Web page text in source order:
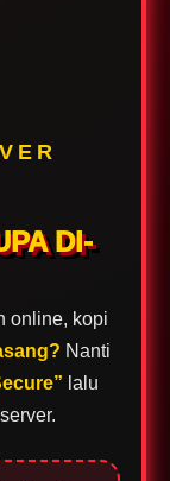
DI-
online, kopi
Nanti
lalu